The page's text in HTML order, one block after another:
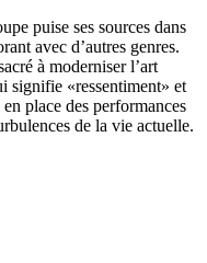
puise ses sources dans
avec d’autres genres.
à moderniser l’art
signifie «ressentiment» et
place des performances
de la vie actuelle.